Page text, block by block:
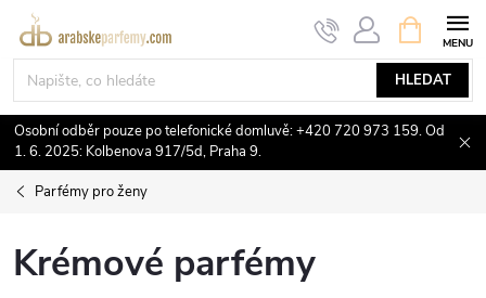
Přejít
obsah
HLEDAT
NÁKUPNÍ
KOŠÍK
Osobní odběr pouze po telefonické domluvě: +420 720 973 159. Od
1. 6. 2025: Kolbenova 917/5d, Praha 9.
Parfémy pro ženy
Krémové parfémy